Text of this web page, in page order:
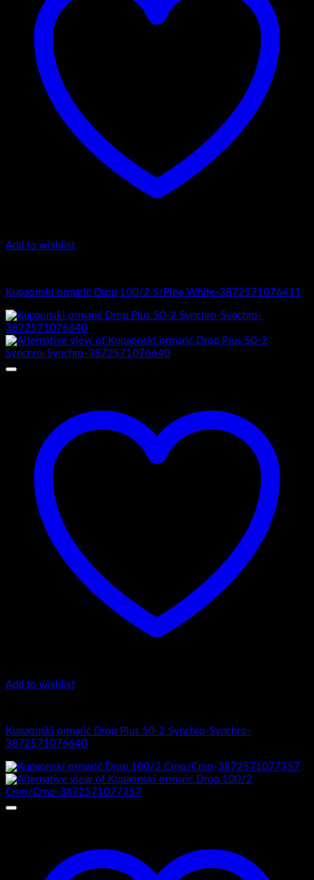
Add to wishlist
Kupaonski ormarić Drop 100/2 S/Pine White-3872571076411
Add to wishlist
Kupaonski ormarić Drop Plus 50-2 Synchro-Synchro-
3872571076640